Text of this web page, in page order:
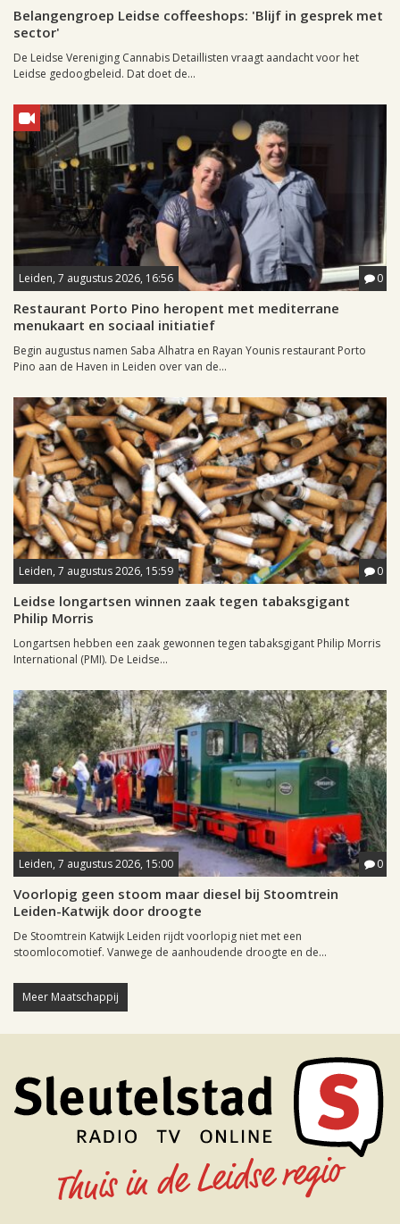
Belangengroep Leidse coffeeshops: 'Blijf in gesprek met
sector'
De Leidse Vereniging Cannabis Detaillisten vraagt aandacht voor het
Leidse gedoogbeleid. Dat doet de...
Leiden, 7 augustus 2026, 16:56 0
Restaurant Porto Pino heropent met mediterrane
menukaart en sociaal initiatief
Begin augustus namen Saba Alhatra en Rayan Younis restaurant Porto
Pino aan de Haven in Leiden over van de...
Leiden, 7 augustus 2026, 15:59 0
Leidse longartsen winnen zaak tegen tabaksgigant
Philip Morris
Longartsen hebben een zaak gewonnen tegen tabaksgigant Philip Morris
International (PMI). De Leidse...
Leiden, 7 augustus 2026, 15:00 0
Voorlopig geen stoom maar diesel bij Stoomtrein
Leiden-Katwijk door droogte
De Stoomtrein Katwijk Leiden rijdt voorlopig niet met een
stoomlocomotief. Vanwege de aanhoudende droogte en de...
Meer Maatschappij